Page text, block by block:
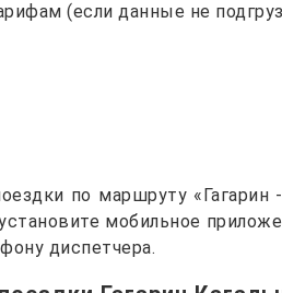
(если данные не
по маршруту «Гагарин
мобильное
диспетчера.